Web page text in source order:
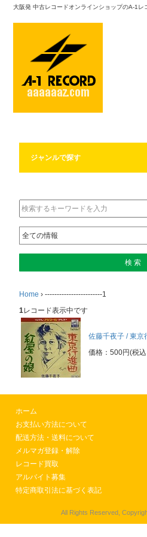
大阪発 中古レコードオンラインショップのA-1レ
Home ›------------------------1
1レコード表示中です
佐藤千夜子 / 東京
価格：500円(税
ホーム
お支払い方法について
配送方法・送料について
メルマガ登録・解除
レコード買取
アルバイト募集
特定商取引法に基づく表記
All Rights Reserved,